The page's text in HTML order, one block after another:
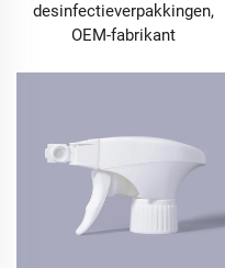
desinfectieverpakkingen,
OEM-fabrikant